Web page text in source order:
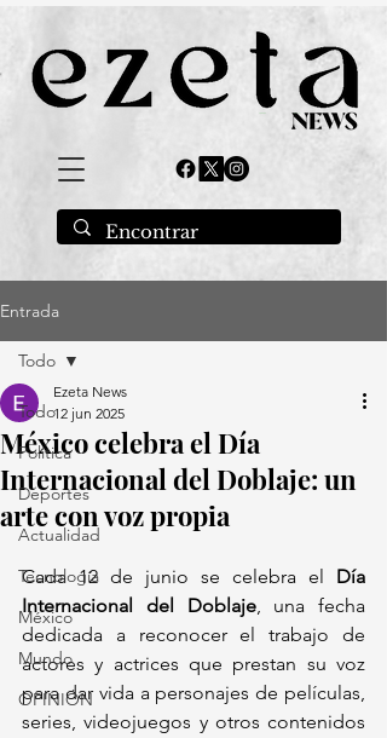
Entrada
Todo
Política
Deportes
Actualidad
Tecnología
México
Mundo
OPINIÓN
Todo
México celebra el Día
Internacional del Doblaje: un
arte con voz propia
Ezeta News
12 jun 2025
Cada 12 de junio se celebra el Día
Internacional del Doblaje, una fecha
dedicada a reconocer el trabajo de
actores y actrices que prestan su voz
para dar vida a personajes de películas,
series, videojuegos y otros contenidos